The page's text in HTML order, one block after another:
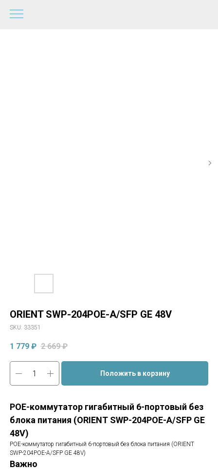
ORIENT SWP-204POE-A/SFP GE 48V
SKU: 33351
1 779 ₽ 2 669 ₽
Положить в корзину
POE-коммутатор гигабитный 6-портовый без
блока питания (ORIENT SWP-204POE-A/SFP GE
48V)
POE-коммутатор гигабитный 6-портовый без блока питания (ORIENT
SWP-204POE-A/SFP GE 48V)
Важно